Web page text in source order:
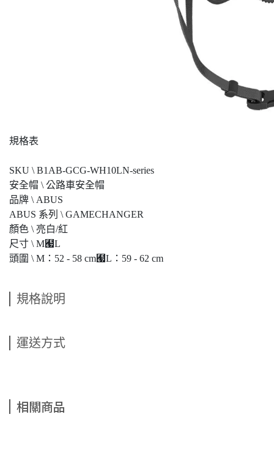
規格表
SKU \ B1AB-GCG-WH10LN-series
安全帽 \ 公路車安全帽
品牌 \ ABUS
ABUS 系列 \ GAMECHANGER
顏色 \ 亮白/紅
尺寸 \ M﹧L
頭圍 \ M：52 - 58 cm﹧L：59 - 62 cm
規格說明
運送方式
相關商品